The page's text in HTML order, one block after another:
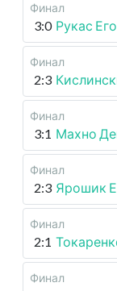
Финал
3:0 Рукас
Финал
2:3
Финал
3:1 Махно
Финал
2:3 Ярошик
Финал
2:1
Финал